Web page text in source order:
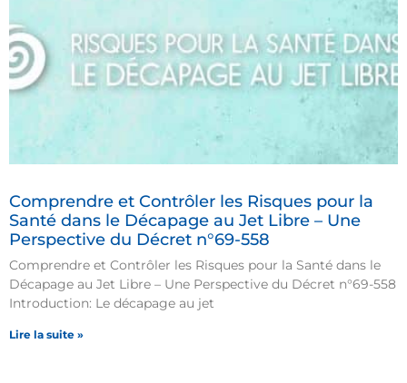
Comprendre et Contrôler les Risques pour la
Santé dans le Décapage au Jet Libre – Une
Perspective du Décret n°69-558
Comprendre et Contrôler les Risques pour la Santé dans le
Décapage au Jet Libre – Une Perspective du Décret n°69-558
Introduction: Le décapage au jet
Lire la suite »